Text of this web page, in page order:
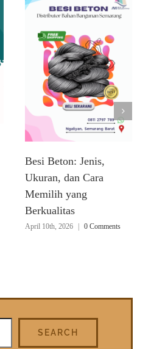
Besi Beton: Jenis,
Ukuran, dan Cara
Memilih yang
Berkualitas
April 10th, 2026 0 Comments
SEARCH